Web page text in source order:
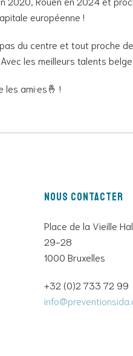
européenne !
du centre et tout proche
les meilleurs talents
les ami·es🤞 !
Nous contacter
Place de la Vieille
29-28
1000 Bruxelles
+32 (0)2 733 72 99